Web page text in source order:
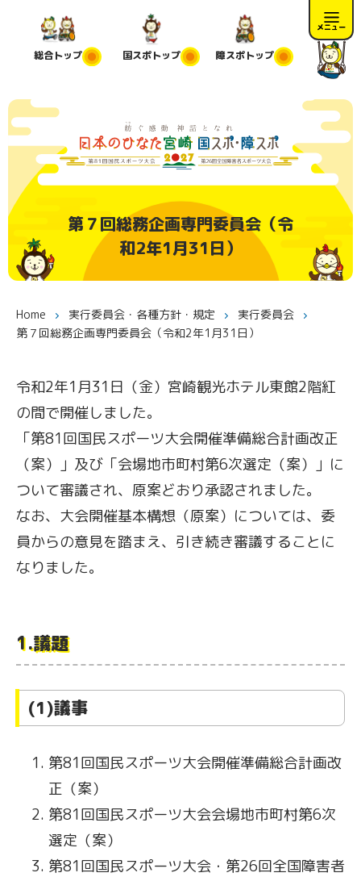
メニュー
総合トップ 国スポトップ 障スポトップ
第７回総務企画専門委員会（令
和2年1月31日）
Home 実行委員会・各種方針・規定
実行委員会
第７回総務企画専門委員会（令和2年1月31日）
令和2年1月31日（金）宮崎観光ホテル東館2階紅
の間で開催しました。
「第81回国民スポーツ大会開催準備総合計画改正
（案）」及び「会場地市町村第6次選定（案）」に
ついて審議され、原案どおり承認されました。
なお、大会開催基本構想（原案）については、委
員からの意見を踏まえ、引き続き審議することに
なりました。
1.議題
(1)議事
第81回国民スポーツ大会開催準備総合計画改
正（案）
第81回国民スポーツ大会会場地市町村第6次
選定（案）
第81回国民スポーツ大会・第26回全国障害者